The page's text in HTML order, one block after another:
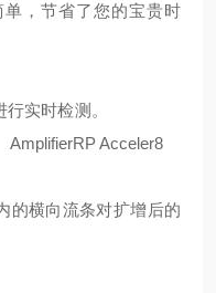
，节省了您的宝贵时
品进行实时检测。
的横向流条对扩增后的